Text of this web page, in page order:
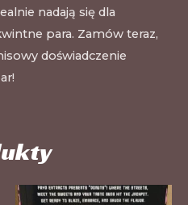
nadają się dla
para. Zamów teraz,
doświadczenie